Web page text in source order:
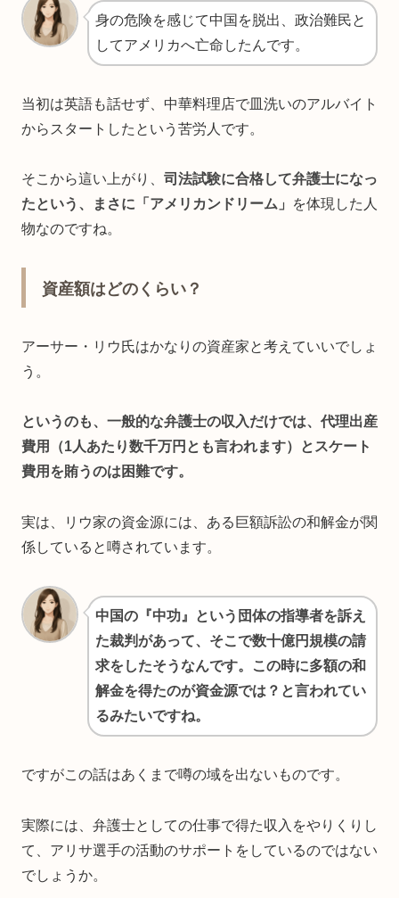
身の危険を感じて中国を脱出、政治難民と
してアメリカへ亡命したんです。
当初は英語も話せず、中華料理店で皿洗いのアルバイト
からスタートしたという苦労人です。
そこから這い上がり、 司法試験に合格して弁護士になっ
たという、まさに「アメリカンドリーム」
を体現した人
物なのですね。
資産額はどのくらい？
アーサー・リウ氏はかなりの資産家と考えていいでしょ
う。
というのも、一般的な弁護士の収入だけでは、代理出産
費用（1人あたり数千万円とも言われます）とスケート
費用を賄うのは困難です。
実は、リウ家の資金源には、ある巨額訴訟の和解金が関
係していると噂されています。
中国の『中功』という団体の指導者を訴え
た裁判があって、そこで数十億円規模の請
求をしたそうなんです。この時に多額の和
解金を得たのが資金源では？と言われてい
るみたいですね。
ですがこの話はあくまで噂の域を出ないものです。
実際には、弁護士としての仕事で得た収入をやりくりし
て、アリサ選手の活動のサポートをしているのではない
でしょうか。